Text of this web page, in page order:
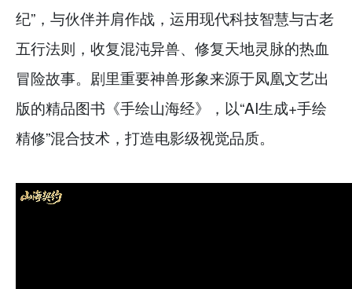
纪”，与伙伴并肩作战，运用现代科技智慧与古老
五行法则，收复混沌异兽、修复天地灵脉的热血
冒险故事。剧里重要神兽形象来源于凤凰文艺出
版的精品图书《手绘山海经》，以“AI生成+手绘
精修”混合技术，打造电影级视觉品质。